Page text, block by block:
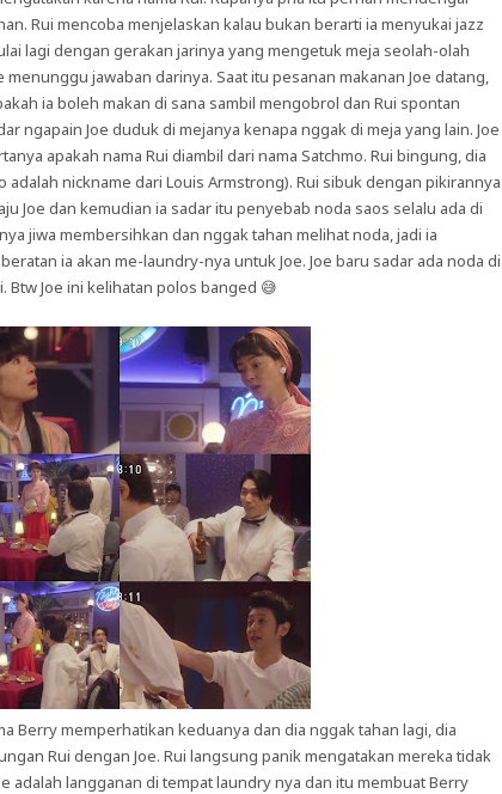
Rui mencoba menjelaskan kalau bukan berarti ia menyukai jazz
lagi dengan gerakan jarinya yang mengetuk meja seolah-olah
jawaban darinya. Saat itu pesanan makanan Joe datang,
ia boleh makan di sana sambil mengobrol dan Rui spontan
ngapain Joe duduk di mejanya kenapa nggak di meja yang lain. Joe
apakah nama Rui diambil dari nama Satchmo. Rui bingung, dia
adalah nickname dari Louis Armstrong). Rui sibuk dengan pikirannya
Joe dan kemudian ia sadar itu penyebab noda saos selalu ada di
jiwa membersihkan dan nggak tahan melihat noda, jadi ia
ia akan me-laundry-nya untuk Joe. Joe baru sadar ada noda di
Btw Joe ini kelihatan polos banged 😅
Berry memperhatikan keduanya dan dia nggak tahan lagi, dia
Rui dengan Joe. Rui langsung panik mengatakan mereka tidak
adalah langganan di tempat laundry nya dan itu membuat Berry